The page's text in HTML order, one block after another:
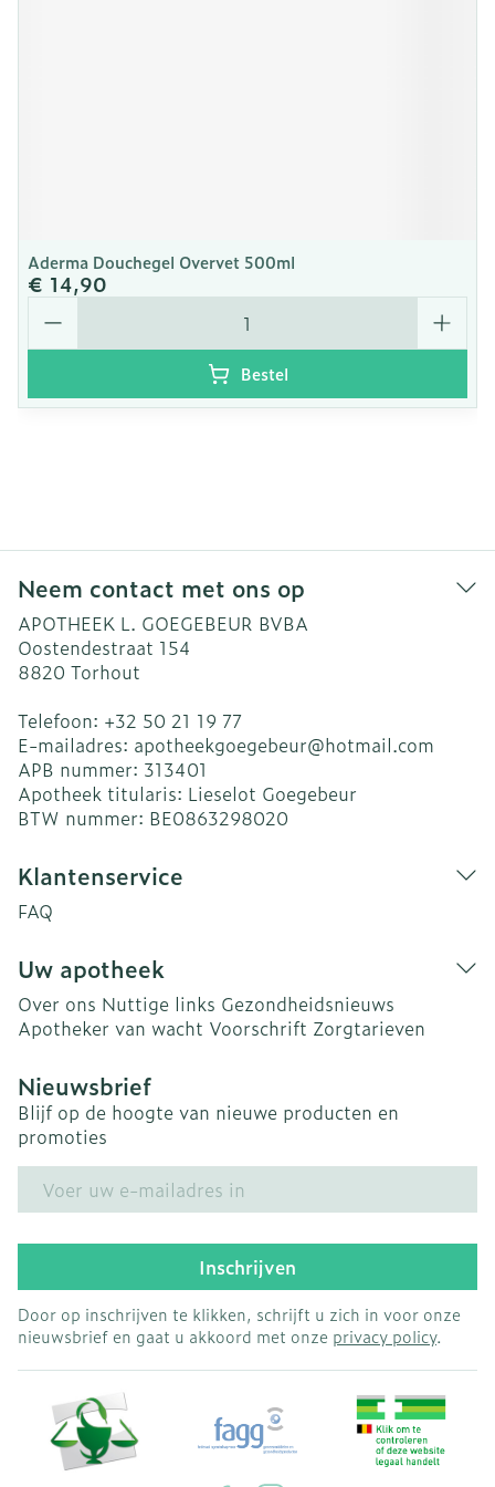
Aderma Douchegel Overvet 500ml
€ 14,90
Aantal
Bestel
Neem contact met ons op
APOTHEEK L. GOEGEBEUR BVBA
Oostendestraat 154
8820 Torhout
Telefoon: +32 50 21 19 77
E-mailadres: apotheekgoegebeur@hotmail.com
APB nummer: 313401
Apotheek titularis: Lieselot Goegebeur
BTW nummer: BE0863298020
Klantenservice
FAQ
Uw apotheek
Over ons Nuttige links Gezondheidsnieuws
Apotheker van wacht Voorschrift Zorgtarieven
Nieuwsbrief
Blijf op de hoogte van nieuwe producten en
promoties
Inschrijven
Door op inschrijven te klikken, schrijft u zich in voor onze
nieuwsbrief en gaat u akkoord met onze privacy policy.